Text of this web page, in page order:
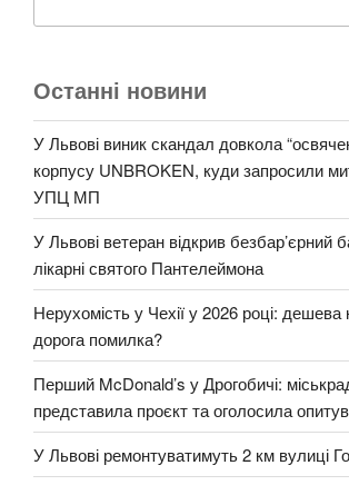
Останні новини
У Львові виник скандал довкола
корпусу UNBROKEN, куди запросили
УПЦ МП
У Львові ветеран відкрив безбар’єрний
лікарні святого Пантелеймона
Нерухомість у Чехії у 2026 році: дешева
дорога помилка?
Перший McDonald’s у Дрогобичі:
представила проєкт та оголосила
У Львові ремонтуватимуть 2 км вулиці